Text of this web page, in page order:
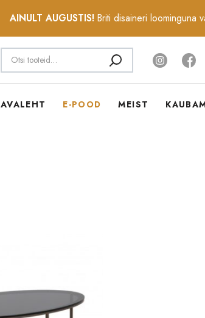
AINULT AUGUSTIS! Briti disaineri loominguna
Otsi
AVALEHT E-POOD MEIST